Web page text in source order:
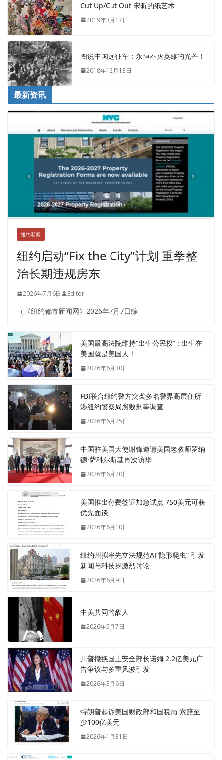
Cut Up/Cut Out 宋昕的纸艺术
2019年3月17日
图说中国远征军：永恒不灭英雄的光芒！
2018年12月13日
最新资讯
纽约新闻
纽约启动“Fix the City”计划 重拳整
治长期违规房东
2026年7月6日 Editor
（《纽约都市新闻网》2026年7月7日综
美国最高法院维持“出生公民权” : 出生在
美国就是美国人！
2026年6月30日
FBI联合纽约警方突袭多名警界高层住所
涉纽约警察局腐败刑事调查
2026年6月25日
中国驻美国大使谢锋邀请美国老教师罗纳
德·萨科尔斯基再次访华
2026年6月20日
美国推出付费签证加急试点 750美元可获
优先面谈
2026年6月10日
纽约州拟率先立法规范AI“隐形爬虫” 引发
新闻与科技界激烈讨论
2026年6月9日
中美共同的敌人
2026年5月7日
川普撤换国土安全部长诺姆 2.2亿美元广
告争议与多重风波引发
2026年3月6日
特朗普起诉美国财政部和国税局 索赔至
少100亿美元
2026年1月31日